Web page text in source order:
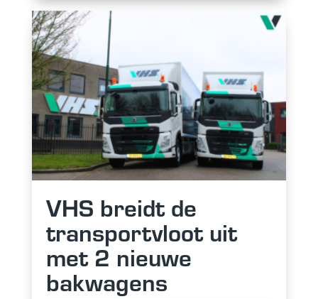
VHS breidt de
transportvloot uit
met 2 nieuwe
bakwagens